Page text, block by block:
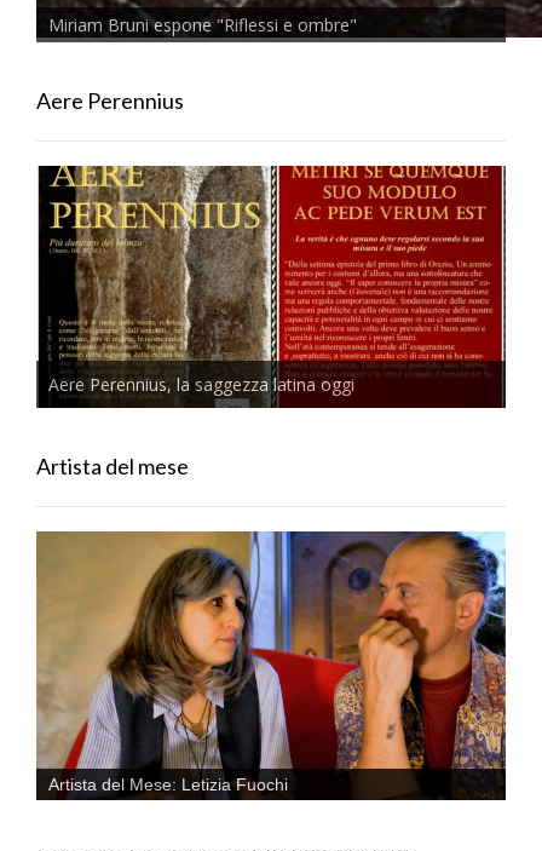
Miriam Bruni espone "Riflessi e ombre"
Aere Perennius
Aere Perennius, la saggezza latina oggi
Artista del mese
Artista del Mese: Letizia Fuochi